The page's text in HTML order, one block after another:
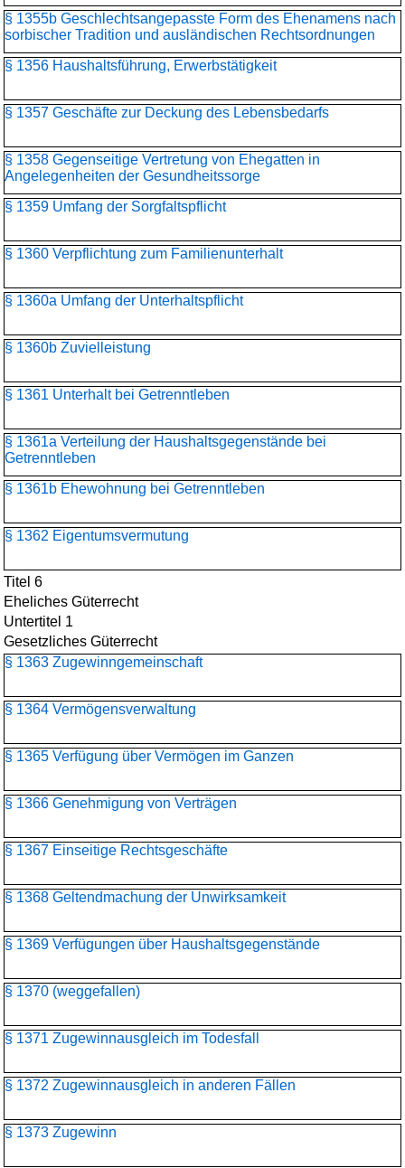
§ 1355b Geschlechtsangepasste Form des Ehenamens nach
sorbischer Tradition und ausländischen Rechtsordnungen
§ 1356 Haushaltsführung, Erwerbstätigkeit
§ 1357 Geschäfte zur Deckung des Lebensbedarfs
§ 1358 Gegenseitige Vertretung von Ehegatten in
Angelegenheiten der Gesundheitssorge
§ 1359 Umfang der Sorgfaltspflicht
§ 1360 Verpflichtung zum Familienunterhalt
§ 1360a Umfang der Unterhaltspflicht
§ 1360b Zuvielleistung
§ 1361 Unterhalt bei Getrenntleben
§ 1361a Verteilung der Haushaltsgegenstände bei
Getrenntleben
§ 1361b Ehewohnung bei Getrenntleben
§ 1362 Eigentumsvermutung
Titel 6
Eheliches Güterrecht
Untertitel 1
Gesetzliches Güterrecht
§ 1363 Zugewinngemeinschaft
§ 1364 Vermögensverwaltung
§ 1365 Verfügung über Vermögen im Ganzen
§ 1366 Genehmigung von Verträgen
§ 1367 Einseitige Rechtsgeschäfte
§ 1368 Geltendmachung der Unwirksamkeit
§ 1369 Verfügungen über Haushaltsgegenstände
§ 1370 (weggefallen)
§ 1371 Zugewinnausgleich im Todesfall
§ 1372 Zugewinnausgleich in anderen Fällen
§ 1373 Zugewinn